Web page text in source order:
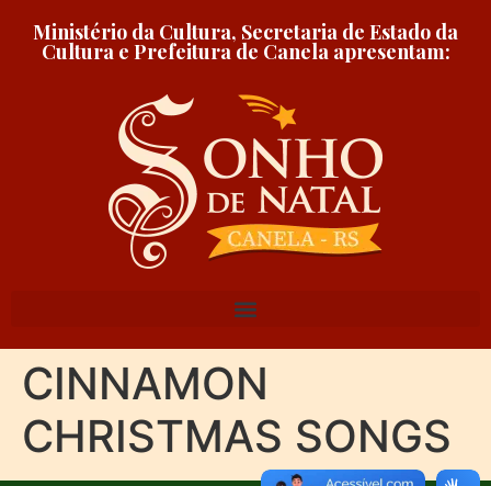
conteúdo
Ministério da Cultura, Secretaria de Estado da
Cultura e Prefeitura de Canela apresentam:
CINNAMON
CHRISTMAS SONGS